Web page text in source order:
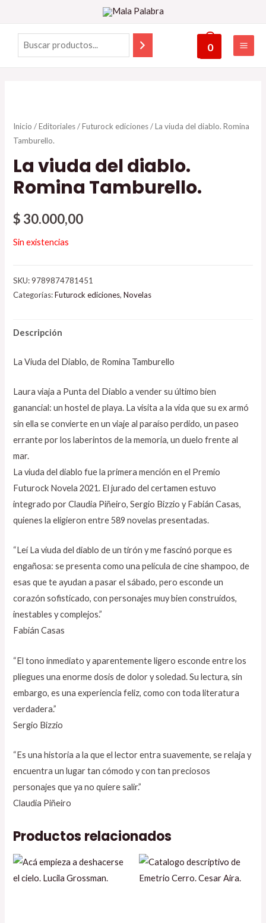
0
Inicio /Editoriales/Futurock ediciones/ La viuda del diablo. Romina
Tamburello.
La viuda del diablo.
Romina Tamburello.
$ 30.000,00
Sin existencias
SKU:9789874781451
Categorías:Futurock ediciones,Novelas
Descripción
La Viuda del Diablo, de Romina Tamburello
Laura viaja a Punta del Diablo a vender su último bien
ganancial: un hostel de playa. La visita a la vida que su ex armó
sin ella se convierte en un viaje al paraíso perdido, un paseo
errante por los laberintos de la memoria, un duelo frente al
mar.
La viuda del diablo fue la primera mención en el Premio
Futurock Novela 2021. El jurado del certamen estuvo
integrado por Claudia Piñeiro, Sergio Bizzio y Fabián Casas,
quienes la eligieron entre 589 novelas presentadas.
“Leí La viuda del diablo de un tirón y me fascinó porque es
engañosa: se presenta como una película de cine shampoo, de
esas que te ayudan a pasar el sábado, pero esconde un
corazón sofisticado, con personajes muy bien construidos,
inestables y complejos.”
Fabián Casas
“El tono inmediato y aparentemente ligero esconde entre los
pliegues una enorme dosis de dolor y soledad. Su lectura, sin
embargo, es una experiencia feliz, como con toda literatura
verdadera.”
Sergio Bizzio
“Es una historia a la que el lector entra suavemente, se relaja y
encuentra un lugar tan cómodo y con tan preciosos
personajes que ya no quiere salir.”
Claudia Piñeiro
Productos relacionados